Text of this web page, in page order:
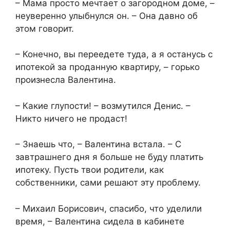
– Мама просто мечтает о загородном доме, –
неуверенно улыбнулся он. – Она давно об
этом говорит.
– Конечно, вы переедете туда, а я останусь с
ипотекой за проданную квартиру, – горько
произнесла Валентина.
– Какие глупости! – возмутился Денис. –
Никто ничего не продаст!
– Знаешь что, – Валентина встала. – С
завтрашнего дня я больше не буду платить
ипотеку. Пусть твои родители, как
собственники, сами решают эту проблему.
– Михаил Борисович, спасибо, что уделили
время, – Валентина сидела в кабинете